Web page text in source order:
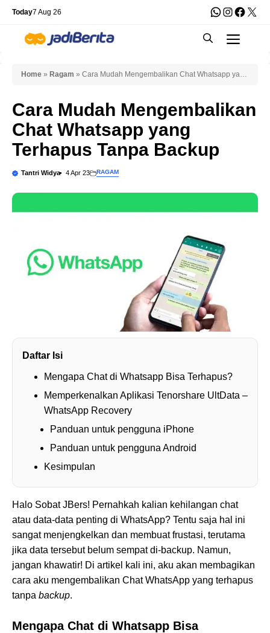
Skip
content
Today7 Aug 26 WhatsApp
X
Home » Ragam » Cara Mudah Mengembalikan Chat Whatsapp yang
Cara Mudah Mengembalikan
Chat Whatsapp yang
Terhapus Tanpa Backup
Tantri Widya 4 Apr 23 RAGAM
Daftar Isi
Mengapa Chat di Whatsapp Bisa Terhapus?
Memperkenalkan Aplikasi Tenorshare UltData –
WhatsApp Recovery
Panduan untuk pengguna iPhone
Panduan untuk pengguna Android
Kesimpulan
Halo Sobat JBers! Pernahkah kalian kehilangan chat
atau data-data penting di WhatsApp? Tentu saja hal ini
sangat menjengkelkan dan membuat frustasi, terutama
jika data tersebut belum sempat di-backup. Namun,
jangan khawatir! Di artikel kali ini, aku akan membagikan
cara aku mengembalikan Chat WhatsApp yang terhapus
tanpa backup.
Mengapa Chat di Whatsapp Bisa